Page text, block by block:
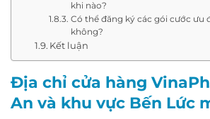
khi nào?
Có thể đăng ký các gói cước ưu
không?
Kết luận
Địa chỉ cửa hàng
An và khu vực Bến Lức